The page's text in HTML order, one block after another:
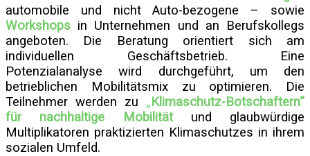
automobile und nicht Auto-bezogene – sowie
Workshops in Unternehmen und an Berufskollegs
angeboten. Die Beratung orientiert sich am
individuellen Geschäftsbetrieb. Eine
Potenzialanalyse wird durchgeführt, um den
betrieblichen Mobilitätsmix zu optimieren. Die
Teilnehmer werden zu „Klimaschutz-Botschaftern“
für nachhaltige Mobilitätund glaubwürdige
Multiplikatoren praktizierten Klimaschutzes in ihrem
sozialen Umfeld.